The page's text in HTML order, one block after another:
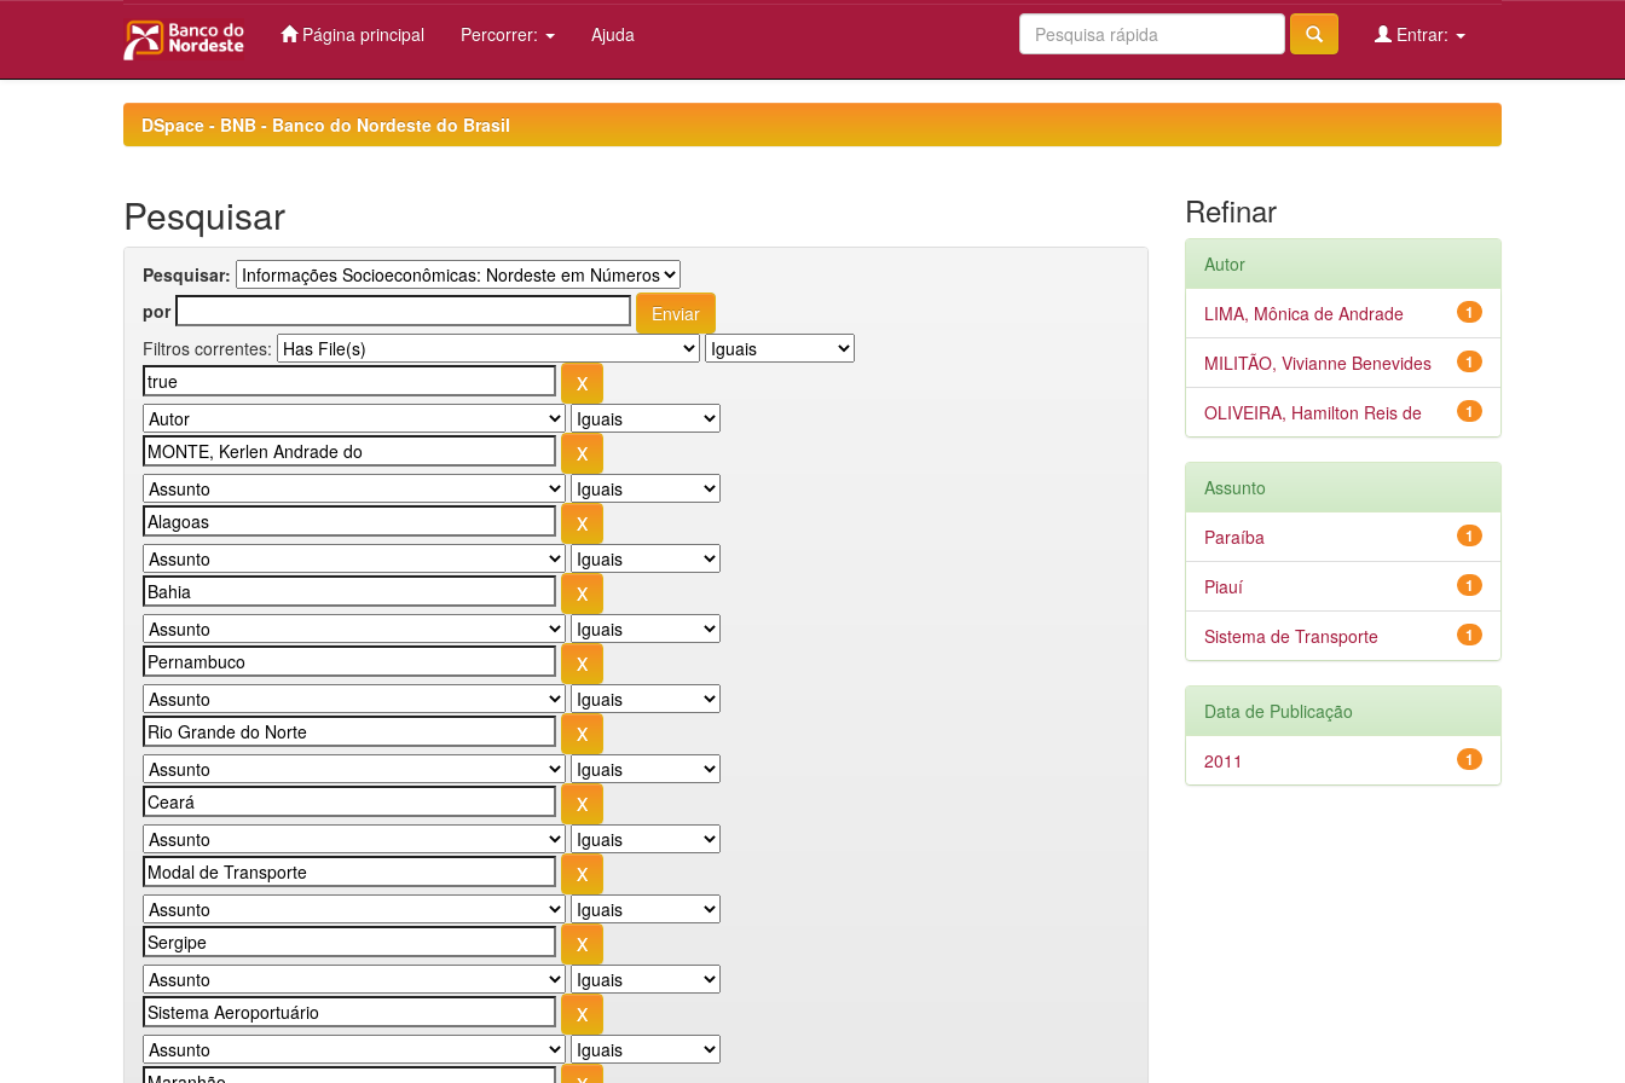
Página principal Percorrer: Ajuda Entrar:
DSpace - BNB - Banco do Nordeste do Brasil
Pesquisar
Pesquisar:
por
Filtros correntes:
Refinar
Autor
1
LIMA, Mônica de Andrade
1
MILITÃO, Vivianne Benevides
1
OLIVEIRA, Hamilton Reis de
Assunto
1
Paraíba
1
Piauí
1
Sistema de Transporte
Data de Publicação
1
2011